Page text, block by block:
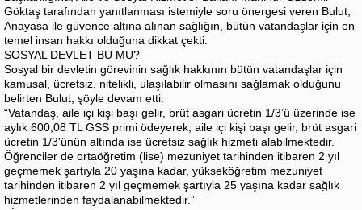
Göktaş tarafından yanıtlanması istemiyle soru önergesi veren Bulut,
Anayasa ile güvence altına alınan sağlığın, bütün vatandaşlar için en
temel insan hakkı olduğuna dikkat çekti.
SOSYAL DEVLET BU MU?
Sosyal bir devletin görevinin sağlık hakkının bütün vatandaşlar için
kamusal, ücretsiz, nitelikli, ulaşılabilir olmasını sağlamak olduğunu
belirten Bulut, şöyle devam etti:
“Vatandaş, aile içi kişi başı gelir, brüt asgari ücretin 1/3’ü üzerinde ise
aylık 600,08 TL GSS primi ödeyerek; aile içi kişi başı gelir, brüt asgari
ücretin 1/3'ünün altında ise ücretsiz sağlık hizmeti alabilmektedir.
Öğrenciler de ortaöğretim (lise) mezuniyet tarihinden itibaren 2 yıl
geçmemek şartıyla 20 yaşına kadar, yükseköğretim mezuniyet
tarihinden itibaren 2 yıl geçmemek şartıyla 25 yaşına kadar sağlık
hizmetlerinden faydalanabilmektedir.”